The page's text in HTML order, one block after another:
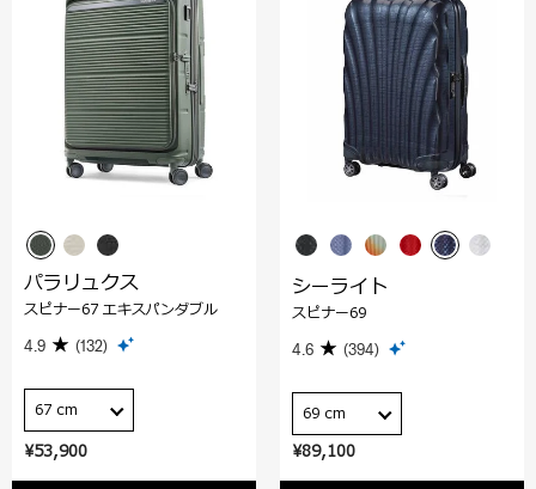
¥53,900
パラリュクス
スピナー67 エキスパンダブル
4.9 (132)
67 cm
¥89,100
シーライト
スピナー69
4.6 (394)
69 cm